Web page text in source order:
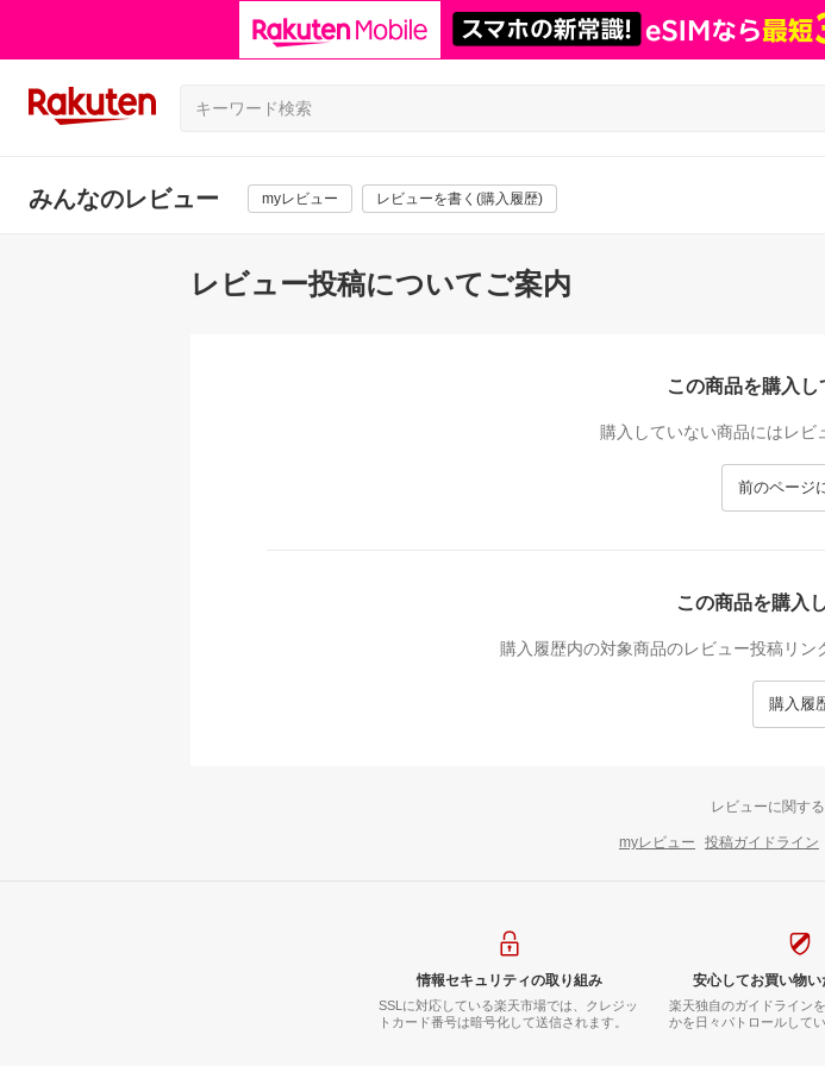
みんなのレビュー myレビュー レビューを書く(購入履歴)
レビュー投稿についてご案内
この商品を購入
購入していない商品にはレビ
前のページ
この商品を購入
購入履歴内の対象商品のレビュー投稿リン
購入履
レビューに関す
myレビュー 投稿ガイドライン
情報セキュリティの取り組み
SSLに対応している楽天市場では、クレジッ
トカード番号は暗号化して送信されます。
安心してお買い物
楽天独自のガイドライン
かを日々パトロールしてい